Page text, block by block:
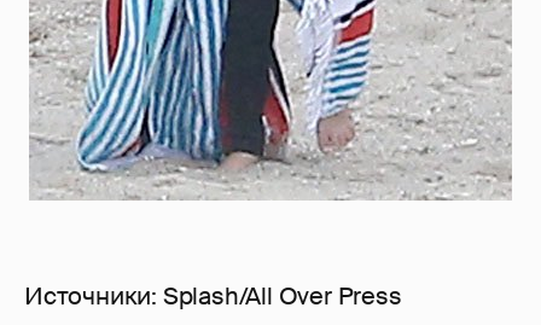
Источники: Splash/All Over Press